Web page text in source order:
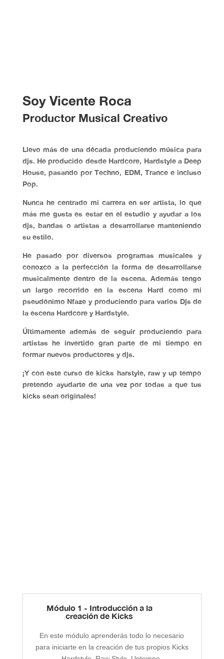
Soy Vicente Roca
Productor Musical Creativo
Llevo más de una década produciendo música para
djs. He producido desde Hardcore, Hardstyle a Deep
House, pasando por Techno, EDM, Trance e incluso
Pop.
Nunca he centrado mi carrera en ser artista, lo que
más me gusta es estar en el estudio y ayudar a los
djs, bandas o artistas a desarrollarse manteniendo
su estilo.
He pasado por diversos programas musicales y
conozco a la perfección la forma de desarrollarse
musicalmente dentro de la escena. Ademástengo
un largo recorrido en la escena Hard como mi
pseudónimo Nfaze y produciendo para varios Djs de
la escena Hardcore y Hardstyle.
Últimamente además de seguir produciendo para
artistas he invertido gran parte de mi tiempo en
formar nuevos productores y djs.
¡Y con este curso de kicks harstyle, raw y up tempo
pretendo ayudarte de una vez por todas a que tus
kicks sean originales!
Módulo 1 - Introducción a la
creación de Kicks
En este módulo aprenderás todo lo necesario
para iniciarte en la creación de tus propios Kicks